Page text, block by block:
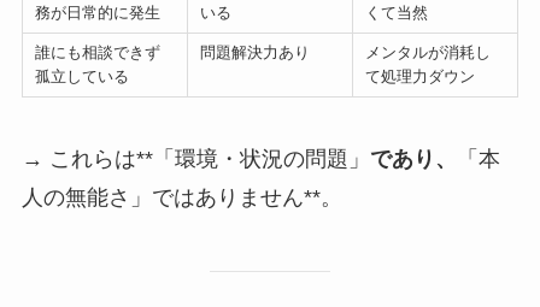
務が日常的に発生
いる
くて当然
誰にも相談できず
孤立している
問題解決力あり
メンタルが消耗し
て処理力ダウン
→ これらは**「環境・状況の問題」 であり、
「本
人の無能さ」ではありません**。